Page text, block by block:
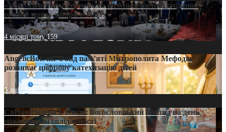
«Кейс Тихона» у Тернополі: як Молитовний сніданок
оголив кризу довіри в ПЦУ
4 місяці тому159
AngelicBot: як Фонд пам’яті Митрополита Мефодія
розвиває цифрову катехизацію дітей
5 днів тому9
Світові лідери в Києві: богословський погляд на день
міжнародної солідарності